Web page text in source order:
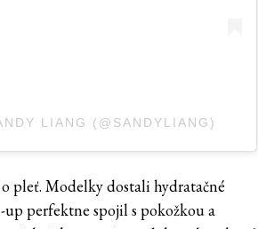
LIANG (@SANDYLIANG)
pleť. Modelky dostali hydratačné
up perfektne spojil s pokožkou a